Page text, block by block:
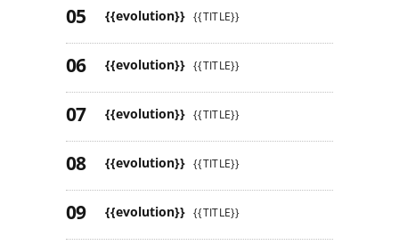
{{evolution}} {{TITLE}}
{{evolution}} {{TITLE}}
{{evolution}} {{TITLE}}
{{evolution}} {{TITLE}}
{{evolution}} {{TITLE}}